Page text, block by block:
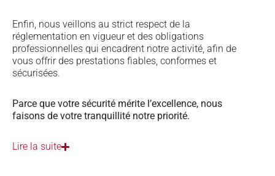
Enfin, nous veillons au strict respect de la
réglementation en vigueur et des obligations
professionnelles qui encadrent notre activité, afin de
vous offrir des prestations fiables, conformes et
sécurisées.
Parce que votre sécurité mérite l’excellence, nous
faisons de votre tranquillité notre priorité.
Lire la suite